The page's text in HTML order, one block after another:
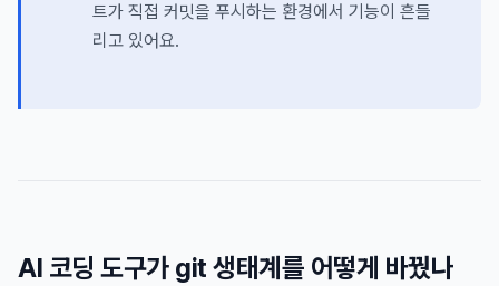
트가 직접 커밋을 푸시하는 환경에서 기능이 흔들
리고 있어요.
AI 코딩 도구가 git 생태계를 어떻게 바꿨나